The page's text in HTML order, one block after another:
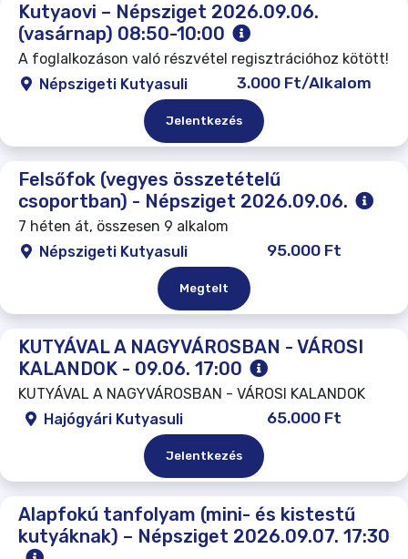
Kutyaovi – Népsziget 2026.09.06.
(vasárnap) 08:50-10:00
A foglalkozáson való részvétel regisztrációhoz kötött!
Népszigeti Kutyasuli
3.000 Ft/Alkalom
Jelentkezés
Felsőfok (vegyes összetételű
csoportban) - Népsziget 2026.09.06.
7 héten át, összesen 9 alkalom
Népszigeti Kutyasuli
95.000 Ft
Megtelt
KUTYÁVAL A NAGYVÁROSBAN - VÁROSI
KALANDOK - 09.06. 17:00
KUTYÁVAL A NAGYVÁROSBAN - VÁROSI KALANDOK
Hajógyári Kutyasuli
65.000 Ft
Jelentkezés
Alapfokú tanfolyam (mini- és kistestű
kutyáknak) – Népsziget 2026.09.07. 17:30